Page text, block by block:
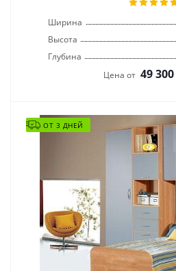
Ширина
Высота
Глубина
Цена от 49 300
ОТ 3 ДНЕЙ